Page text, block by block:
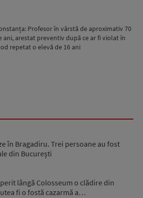
Profesor în vârstă de aproximativ 70
ani, arestat preventiv după ce ar fi violat în
repetat o elevă de 16 ani
în Bragadiru. Trei persoane au fost
din București
lângă Colosseum o clădire din
fi o fostă cazarmă a…